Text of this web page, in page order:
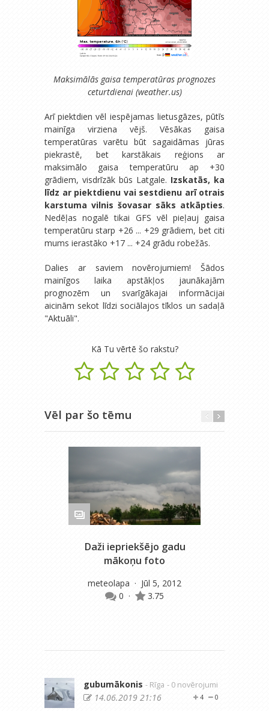
Maksimālās gaisa temperatūras prognozes
ceturtdienai (weather.us)
Arī piektdien vēl iespējamas lietusgāzes, pūtīs
mainīga virziena vējš. Vēsākas gaisa
temperatūras varētu būt sagaidāmas jūras
piekrastē, bet karstākais reģions ar
maksimālo gaisa temperatūru ap +30
grādiem, visdrīzāk būs Latgale. Izskatās, ka
līdz ar piektdienu vai sestdienu arī otrais
karstuma vilnis šovasar sāks atkāpties.
Nedēļas nogalē tikai GFS vēl pieļauj gaisa
temperatūru starp +26 ... +29 grādiem, bet citi
mums ierastāko +17 ... +24 grādu robežās.
Dalies ar saviem novērojumiem! Šādos
mainīgos laika apstākļos jaunākajām
prognozēm un svarīgākajai informācijai
aicinām sekot līdzi sociālajos tīklos un sadaļā
"Aktuāli".
Kā Tu vērtē šo rakstu?
Vēl par šo tēmu
Daži iepriekšējo gadu
mākoņu foto
meteolapa · Jūl 5, 2012
0 · 3.75
gubumākonis - Rīga - 0 novērojumi
0
4
14.06.2019 21:16